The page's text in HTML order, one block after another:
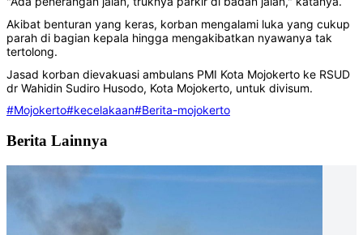
Akibat benturan yang keras, korban mengalami luka yang cukup
parah di bagian kepala hingga mengakibatkan nyawanya tak
tertolong.
Jasad korban dievakuasi ambulans PMI Kota Mojokerto ke RSUD
dr Wahidin Sudiro Husodo, Kota Mojokerto, untuk divisum.
#Mojokerto#kecelakaan#Berita-mojokerto
Berita Lainnya